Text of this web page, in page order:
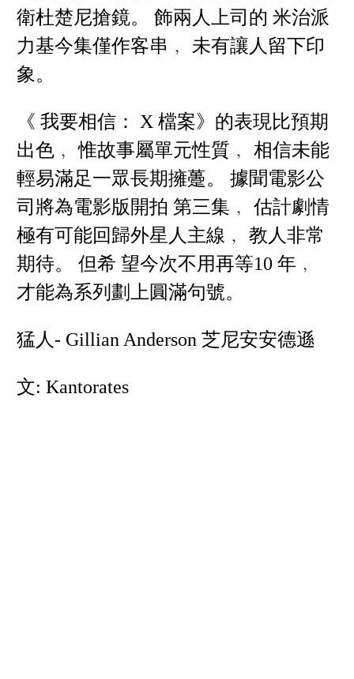
衛杜楚尼搶鏡。 飾兩人上司的 米治派
力基今集僅作客串﹐ 未有讓人留下印
象。
《 我要相信： X 檔案》的表現比預期
出色﹐ 惟故事屬單元性質﹐ 相信未能
輕易滿足一眾長期擁躉。 據聞電影公
司將為電影版開拍 第三集﹐ 估計劇情
極有可能回歸外星人主線﹐ 教人非常
期待。 但希 望今次不用再等10 年﹐
才能為系列劃上圓滿句號。
猛人- Gillian Anderson 芝尼安安德遜
文: Kantorates